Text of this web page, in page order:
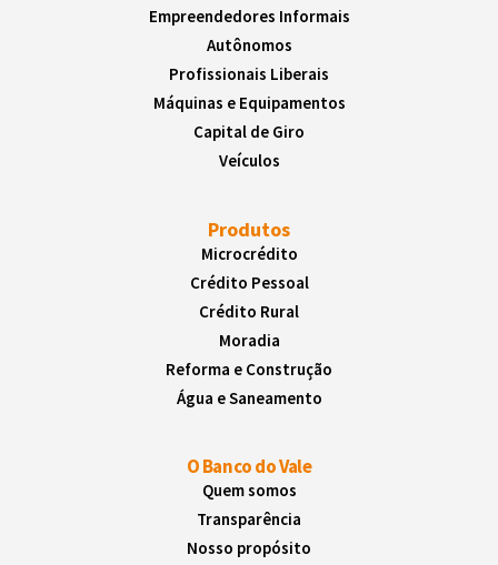
Empreendedores Informais
Autônomos
Profissionais Liberais
Máquinas e Equipamentos
Capital de Giro
Veículos
Produtos
Microcrédito
Crédito Pessoal
Crédito Rural
Moradia
Reforma e Construção
Água e Saneamento
O Banco do Vale
Quem somos
Transparência
Nosso propósito